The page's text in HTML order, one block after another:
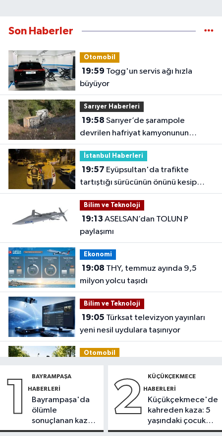
Son Haberler
Otomobil
19:59
büyüyor
Sarıyer Haberleri
19:58
devrilen hafriyat kamyonunun
şoförü yaralandı
İstanbul Haberleri
19:57
tartıştığı sürücünün önünü kesip
tehdit eden saldırgana 180 bin lira
ceza
Bilim ve Teknoloji
19:13
paylaşımı
Ekonomi
19:08
milyon yolcu taşıdı
Bilim ve Teknoloji
19:05
yeni nesil uydulara taşınıyor
Otomobil
Güncel
komisyonda
1 BAYRAMPAŞA
HABERLERI
Bayrampaşa'da
ölümle
sonuçlanan kaza:
Sürücü
2 KÜÇÜKÇEKMECE
HABERLERI
Küçükçekmece'de
kahreden kaza: 5
yaşındaki çocuk
yoğun bakımda